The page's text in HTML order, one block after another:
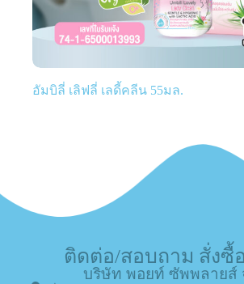
อัมบิลี่ เลิฟลี่ เลดี้คลีน 55มล.
ติดต่อ/สอบถาม สั่งซื้
บริษัท พอยท์ ซัพพลายส์